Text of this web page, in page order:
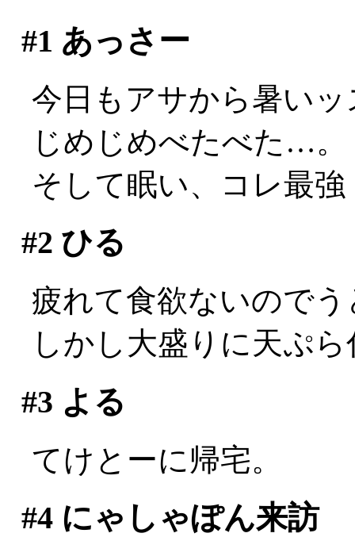
#1 あっさー
今日もアサから暑いッ
じめじめべたべた…。
そして眠い、コレ最強
#2 ひる
疲れて食欲ないので
しかし大盛りに天ぷ
#3 よる
てけとーに帰宅。
#4にゃしゃぽん来訪